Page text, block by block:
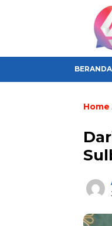
BERANDA
Home